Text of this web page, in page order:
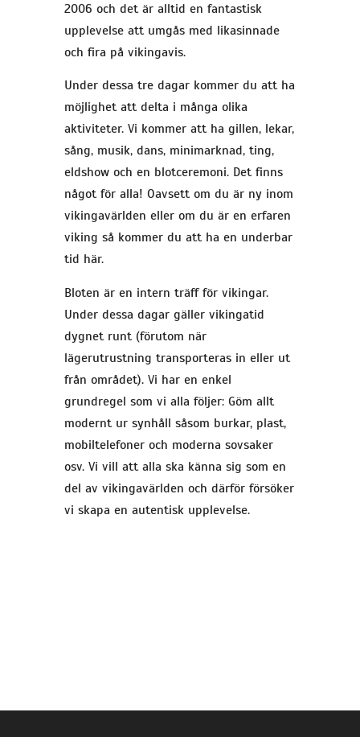
2006 och det är alltid en fantastisk
upplevelse att umgås med likasinnade
och fira på vikingavis.
Under dessa tre dagar kommer du att ha
möjlighet att delta i många olika
aktiviteter. Vi kommer att ha gillen, lekar,
sång, musik, dans, minimarknad, ting,
eldshow och en blotceremoni. Det finns
något för alla! Oavsett om du är ny inom
vikingavärlden eller om du är en erfaren
viking så kommer du att ha en underbar
tid här.
Bloten är en intern träff för vikingar.
Under dessa dagar gäller vikingatid
dygnet runt (förutom när
lägerutrustning transporteras in eller ut
från området). Vi har en enkel
grundregel som vi alla följer: Göm allt
modernt ur synhåll såsom burkar, plast,
mobiltelefoner och moderna sovsaker
osv. Vi vill att alla ska känna sig som en
del av vikingavärlden och därför försöker
vi skapa en autentisk upplevelse.